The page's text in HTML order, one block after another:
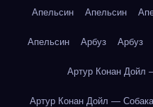
Апельсин Апельсин
Апельсин Арбуз Арбуз
Артур Конан Дойл
Артур Конан Дойл —